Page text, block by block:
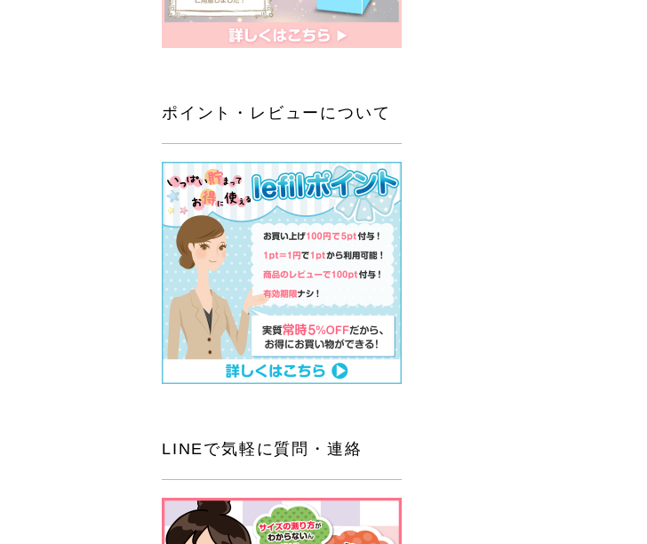
ポイント・レビューについて
LINEで気軽に質問・連絡